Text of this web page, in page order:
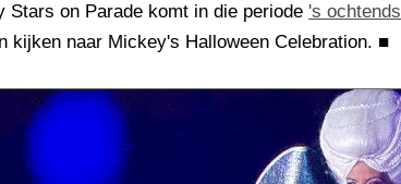
Stars on Parade komt in die periode 's ochtends
kijken naar Mickey's Halloween Celebration. ■